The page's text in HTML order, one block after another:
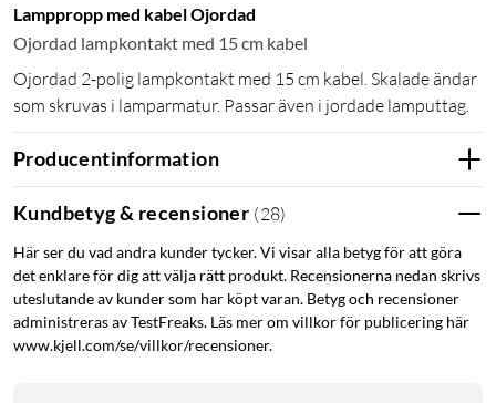
Lamppropp med kabel Ojordad
Ojordad lampkontakt med 15 cm kabel
Ojordad 2-polig lampkontakt med 15 cm kabel. Skalade ändar
som skruvas i lamparmatur. Passar även i jordade lamputtag.
Producentinformation
Kundbetyg & recensioner (28)
Här ser du vad andra kunder tycker. Vi visar alla betyg för att göra
det enklare för dig att välja rätt produkt. Recensionerna nedan skrivs
uteslutande av kunder som har köpt varan. Betyg och recensioner
administreras av TestFreaks. Läs mer om villkor för publicering här
www.kjell.com/se/villkor/recensioner.